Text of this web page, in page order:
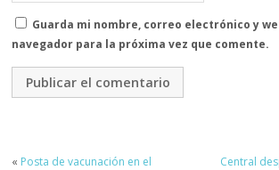
Guarda mi nombre, correo electrónico y
navegador para la próxima vez que comente.
« Posta de vacunación en el
Central